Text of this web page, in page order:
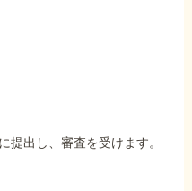
提出し、審査を受けます。